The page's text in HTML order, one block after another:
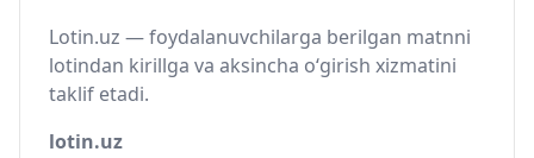
Lotin.uz — foydalanuvchilarga berilgan matnni
lotindan kirillga va aksincha o‘girish xizmatini
taklif etadi.
lotin.uz